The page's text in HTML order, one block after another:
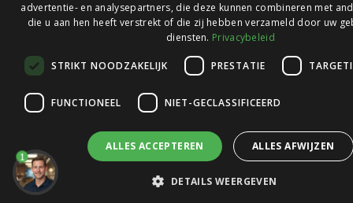
© 2026 Ledlichtdiscounter.nl
op
Webwinkelkeur
1
advertentie- en analysepartners, die deze kunnen combineren met
die u aan hen heeft verstrekt of die zij hebben verzameld door uw
diensten. Privacybeleid
STRIKT NOODZAKELIJK PRESTATIE
FUNCTIONEEL NIET-GECLASSIFICEERD
ALLES ACCEPTEREN ALLES AFWIJZEN
DETAILS WEERGEVEN